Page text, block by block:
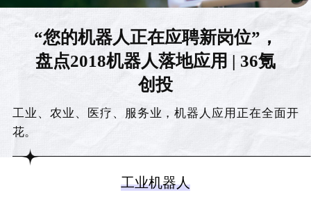
“您的机器人正在应聘新岗位”，
盘点2018机器人落地应用 | 36氪
创投
工业、农业、医疗、服务业，机器人应用正在全面开
花。
工业机器人